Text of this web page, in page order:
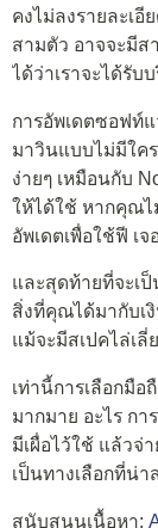
คงไม่ลงรายละเ
สามตัว อาจจะมีส
ได้ว่าเราจะได้รับ
การอัพเดตซอฟท์
มาวินแบบไม่มีใค
ง่ายๆ เหมือนกับ
ให้ได้ใช้ หากคุณ
อัพเดตเพื่อใช้ฟี เ
และสุดท้ายที่จะเ
สิ่งที่คุณได้มากับเ
แม้จะมีสเปคไล่เ
เท่านี้การเลือกมือ
มากมาย อะไร กา
มีเผื่อไว้ใช้ แล้วจ่
เป็นทางเลือกที่น่า
สนับสนุนเนื้อหา: